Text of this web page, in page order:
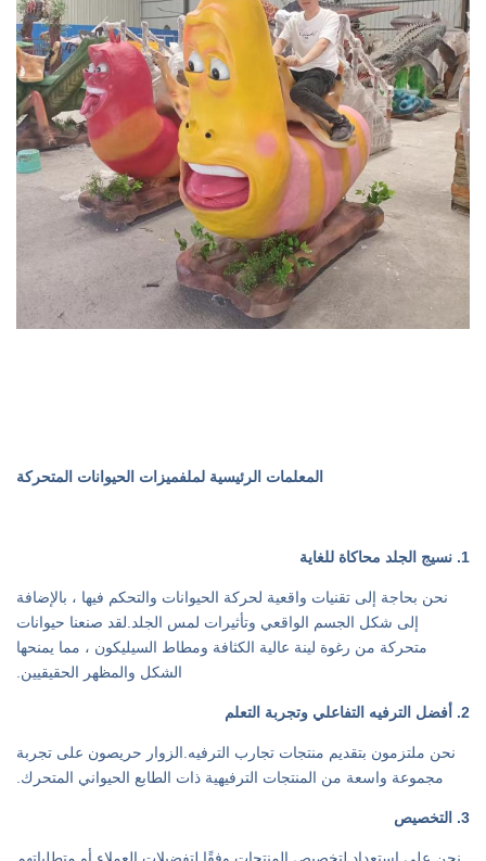
المعلمات الرئيسية لملفميزات الحيوانات المتحركة
1. نسيج الجلد محاكاة للغاية
نحن بحاجة إلى تقنيات واقعية لحركة الحيوانات والتحكم فيها ، بالإضافة
إلى شكل الجسم الواقعي وتأثيرات لمس الجلد.لقد صنعنا حيوانات
متحركة من رغوة لينة عالية الكثافة ومطاط السيليكون ، مما يمنحها
الشكل والمظهر الحقيقيين.
2. أفضل الترفيه التفاعلي وتجربة التعلم
نحن ملتزمون بتقديم منتجات تجارب الترفيه.الزوار حريصون على تجربة
مجموعة واسعة من المنتجات الترفيهية ذات الطابع الحيواني المتحرك.
3. التخصيص